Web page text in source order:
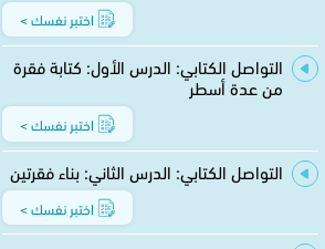
اختبر نفسك >
التواصل الكتابي: الدرس الأول: كتابة فقرة
من عدة أسطر
اختبر نفسك >
التواصل الكتابي: الدرس الثاني: بناء فقرتين
اختبر نفسك >